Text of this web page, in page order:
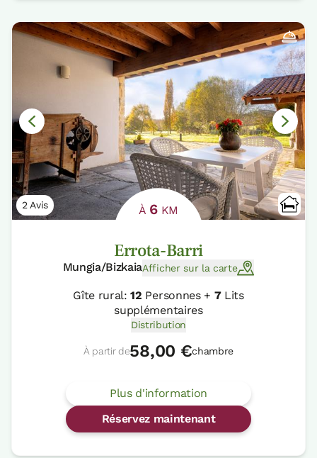
2 Avis À 6 KM
Errota-Barri
Mungia/BizkaiaAfficher sur la carte
Gîte rural:12 Personnes + 7Lits
supplémentaires
Distribution
À partir de58,00 €chambre
Plus d'information
Réservez maintenant